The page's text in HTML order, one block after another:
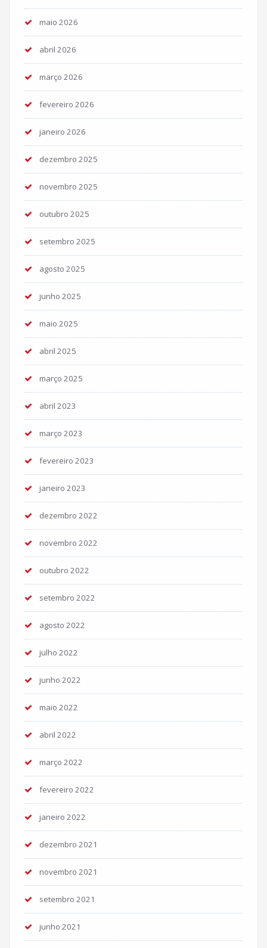
maio 2026
abril 2026
março 2026
fevereiro 2026
janeiro 2026
dezembro 2025
novembro 2025
outubro 2025
setembro 2025
agosto 2025
junho 2025
maio 2025
abril 2025
março 2025
abril 2023
março 2023
fevereiro 2023
janeiro 2023
dezembro 2022
novembro 2022
outubro 2022
setembro 2022
agosto 2022
julho 2022
junho 2022
maio 2022
abril 2022
março 2022
fevereiro 2022
janeiro 2022
dezembro 2021
novembro 2021
setembro 2021
junho 2021